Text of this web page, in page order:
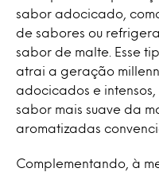
sabor adocicado,
de sabores ou
sabor de malte. Esse
atrai a geração
adocicados e
sabor mais suave da
aromatizadas
Complementando, à